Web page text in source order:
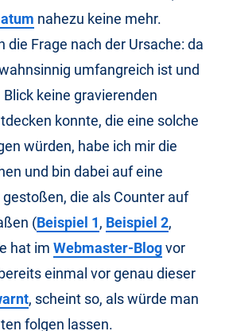
nahezu keine mehr.
die Frage nach der Ursache: da
umfangreich ist und
keine gravierenden
konnte, die eine solche
würden, habe ich mir die
und bin dabei auf eine
die als Counter auf
(Beispiel 1, Beispiel 2,
hat im Webmaster-Blogvor
einmal vor genau dieser
, scheint so, als würde man
folgen lassen.